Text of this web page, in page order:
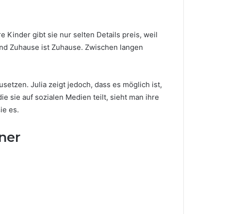
Kinder gibt sie nur selten Details preis, weil
Zuhause ist Zuhause. Zwischen langen
Julia zeigt jedoch, dass es möglich ist,
sie auf sozialen Medien teilt, sieht man ihre
es.